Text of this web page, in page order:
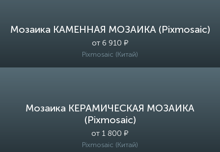
Мозаика КАМЕННАЯ МОЗАИКА (Pixmosaic)
от 6 910 ₽
Pixmosaic (Китай)
Мозаика КЕРАМИЧЕСКАЯ МОЗАИКА
(Pixmosaic)
от 1 800 ₽
Pixmosaic (Китай)